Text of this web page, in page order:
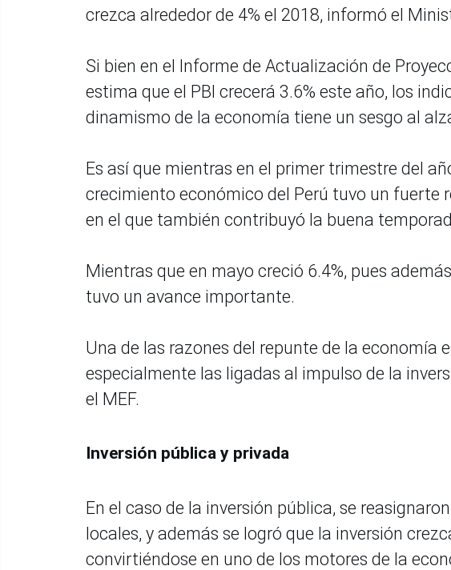
crezca alrededor de 4% el 2018, informó el
Si bien en el Informe de Actualización de
estima que el PBI crecerá 3.6% este año, los
dinamismo de la economía tiene un sesgo al
Es así que mientras en el primer trimestre del
crecimiento económico del Perú tuvo un fuerte
en el que también contribuyó la buena
Mientras que en mayo creció 6.4%, pues
tuvo un avance importante.
Una de las razones del repunte de la economía
especialmente las ligadas al impulso de la
el MEF.
Inversión pública y privada
En el caso de la inversión pública, se
locales, y además se logró que la inversión
convirtiéndose en uno de los motores de la